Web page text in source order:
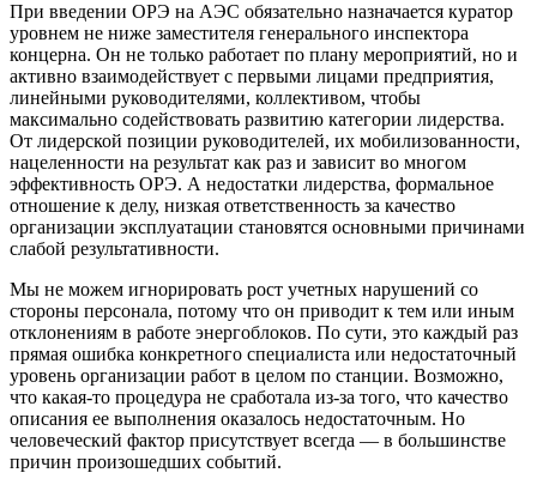
При введении ОРЭ на АЭС обязательно назначается куратор
уровнем не ниже заместителя генерального инспектора
концерна. Он не только работает по плану мероприятий, но и
активно взаимодействует с первыми лицами предприятия,
линейными руководителями, коллективом, чтобы
максимально содействовать развитию категории лидерства.
От лидерской позиции руководителей, их мобилизованности,
нацеленности на результат как раз и зависит во многом
эффективность ОРЭ. А недостатки лидерства, формальное
отношение к делу, низкая ответственность за качество
организации эксплуатации становятся основными причинами
слабой результативности.
Мы не можем игнорировать рост учетных нарушений со
стороны персонала, потому что он приводит к тем или иным
отклонениям в работе энергоблоков. По сути, это каждый раз
прямая ошибка конкретного специалиста или недостаточный
уровень организации работ в целом по станции. Возможно,
что какая-то процедура не сработала из-за того, что качество
описания ее выполнения оказалось недостаточным. Но
человеческий фактор присутствует всегда — в большинстве
причин произошедших событий.